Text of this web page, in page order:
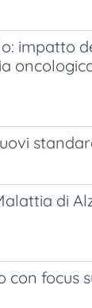
impatto
di
focus